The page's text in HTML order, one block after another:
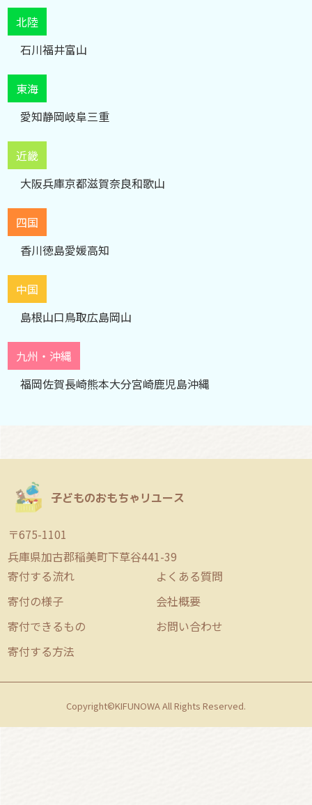
北陸
石川福井富山
東海
愛知静岡岐阜三重
近畿
大阪兵庫京都滋賀奈良和歌山
四国
香川徳島愛媛高知
中国
島根山口鳥取広島岡山
九州・沖縄
福岡佐賀長崎熊本大分宮崎鹿児島沖縄
子どものおもちゃリユース
〒675-1101
兵庫県加古郡稲美町下草谷441-39
寄付する流れ
寄付の様子
寄付できるもの
寄付する方法
よくある質問
会社概要
お問い合わせ
Copyright©KIFUNOWA All Rights Reserved.